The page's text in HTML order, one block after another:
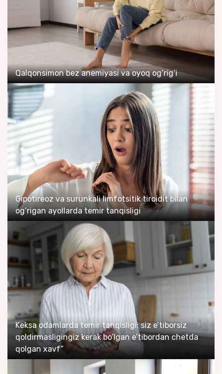
Qalqonsimon bez anemiyasi va oyoq og’rig’i
Gipotireoz va surunkali limfotsitik tiroidit bilan
og’rigan ayollarda temir tanqisligi
Keksa odamlarda temir tanqisligi: siz e’tiborsiz
qoldirmasligingiz kerak bo’lgan e’tibordan chetda
qolgan xavf”